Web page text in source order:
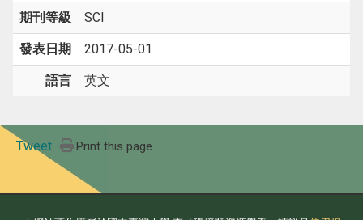
期刊等級 SCI
發表日期 2017-05-01
語言 英文
Tweet Print this page